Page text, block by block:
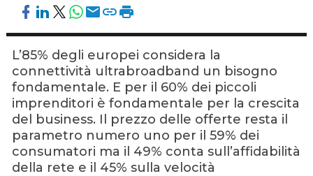
L’85% degli europei considera la
connettività ultrabroadband un bisogno
fondamentale. E per il 60% dei piccoli
imprenditori è fondamentale per la crescita
del business. Il prezzo delle offerte resta il
parametro numero uno per il 59% dei
consumatori ma il 49% conta sull’affidabilità
della rete e il 45% sulla velocità